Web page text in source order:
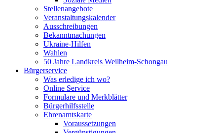
Stellenangebote
Veranstaltungskalender
Ausschreibungen
Bekanntmachungen
Ukraine-Hilfen
Wahlen
50 Jahre Landkreis Weilheim-Schongau
Bürgerservice
Was erledige ich wo?
Online Service
Formulare und Merkblätter
Bürgerhilfsstelle
Ehrenamtskarte
Voraussetzungen